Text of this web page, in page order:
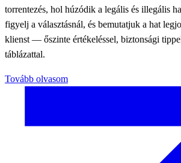
torrentezés, hol húzódik a legális és illegális
figyelj a választásnál, és bemutatjuk a hat
klienst — őszinte értékeléssel, biztonsági
táblázattal.
Tovább olvasom